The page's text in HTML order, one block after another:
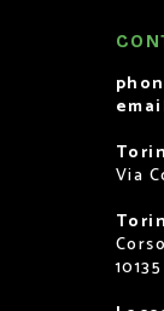
Via